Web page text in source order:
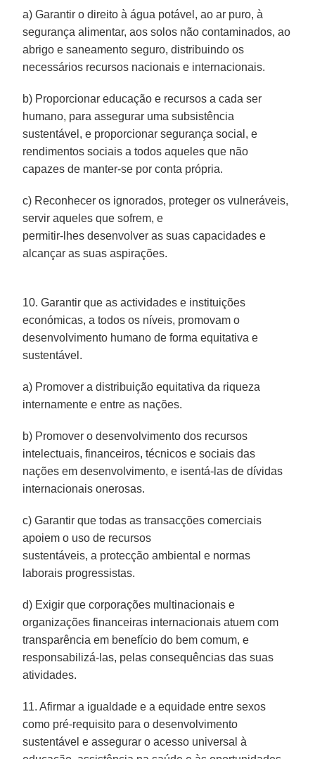
a) Garantir o direito à água potável, ao ar puro, à
segurança alimentar, aos solos não contaminados, ao
abrigo e saneamento seguro, distribuindo os
necessários recursos nacionais e internacionais.
b) Proporcionar educação e recursos a cada ser
humano, para assegurar uma subsistência
sustentável, e proporcionar segurança social, e
rendimentos sociais a todos aqueles que não
capazes de manter-se por conta própria.
c) Reconhecer os ignorados, proteger os vulneráveis,
servir aqueles que sofrem, e
permitir-lhes desenvolver as suas capacidades e
alcançar as suas aspirações.
10. Garantir que as actividades e instituições
económicas, a todos os níveis, promovam o
desenvolvimento humano de forma equitativa e
sustentável.
a) Promover a distribuição equitativa da riqueza
internamente e entre as nações.
b) Promover o desenvolvimento dos recursos
intelectuais, financeiros, técnicos e sociais das
nações em desenvolvimento, e isentá-las de dívidas
internacionais onerosas.
c) Garantir que todas as transacções comerciais
apoiem o uso de recursos
sustentáveis, a protecção ambiental e normas
laborais progressistas.
d) Exigir que corporações multinacionais e
organizações financeiras internacionais atuem com
transparência em benefício do bem comum, e
responsabilizá-las, pelas consequências das suas
atividades.
11. Afirmar a igualdade e a equidade entre sexos
como pré-requisito para o desenvolvimento
sustentável e assegurar o acesso universal à